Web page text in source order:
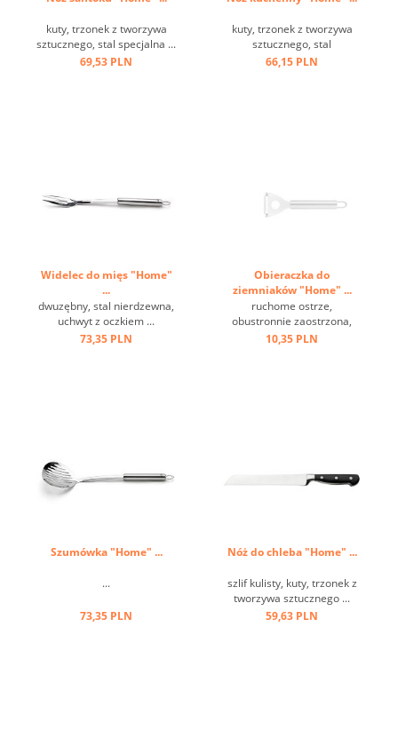
kuty, trzonek z tworzywa
sztucznego, stal specjalna ...
69,53 PLN
kuty, trzonek z tworzywa
sztucznego, stal
molibdenowa ...
66,15 PLN
Widelec do mięs "Home"
...
dwuzębny, stal nierdzewna,
uchwyt z oczkiem ...
73,35 PLN
Obieraczka do
ziemniaków "Home" ...
ruchome ostrze,
obustronnie zaostrzona,
oczko do zawieszenia, stal
10,35 PLN
Szumówka "Home" ...
...
73,35 PLN
Nóż do chleba "Home" ...
szlif kulisty, kuty, trzonek z
tworzywa sztucznego ...
59,63 PLN